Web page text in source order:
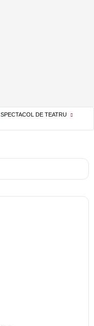
SPECTACOL DE TEATRU